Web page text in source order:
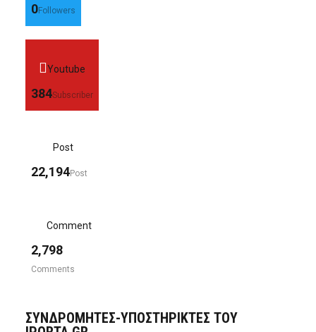
0Followers
Youtube
384Subscriber
Post
22,194Post
Comment
2,798
Comments
ΣΥΝΔΡΟΜΗΤΈΣ-ΥΠΟΣΤΗΡΙΚΤΈΣ ΤΟΥ